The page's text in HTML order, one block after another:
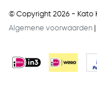
© Copyright 2026 - Kato
Algemene voorwaarden